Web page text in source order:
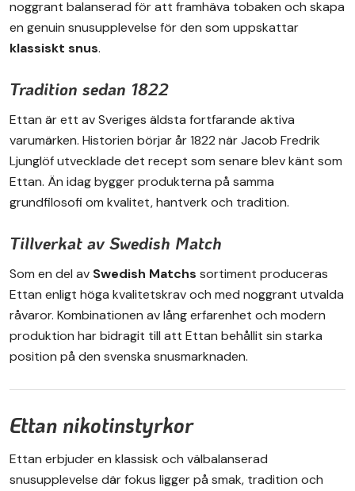
noggrant balanserad för att framhäva tobaken och skapa
en genuin snusupplevelse för den som uppskattar
klassiskt snus.
Tradition sedan 1822
Ettan är ett av Sveriges äldsta fortfarande aktiva
varumärken. Historien börjar år 1822 när Jacob Fredrik
Ljunglöf utvecklade det recept som senare blev känt som
Ettan. Än idag bygger produkterna på samma
grundfilosofi om kvalitet, hantverk och tradition.
Tillverkat av Swedish Match
Som en del av Swedish Matchs sortiment produceras
Ettan enligt höga kvalitetskrav och med noggrant utvalda
råvaror. Kombinationen av lång erfarenhet och modern
produktion har bidragit till att Ettan behållit sin starka
position på den svenska snusmarknaden.
Ettan nikotinstyrkor
Ettan erbjuder en klassisk och välbalanserad
snusupplevelse där fokus ligger på smak, tradition och